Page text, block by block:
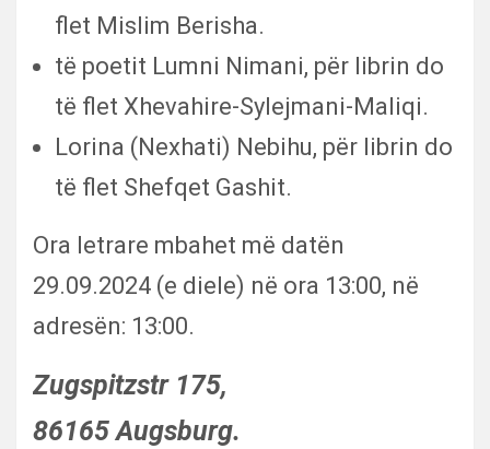
flet Mislim Berisha.
të poetit Lumni Nimani, për librin do
të flet Xhevahire-Sylejmani-Maliqi.
Lorina (Nexhati) Nebihu, për librin do
të flet Shefqet Gashit.
Ora letrare mbahet më datën
29.09.2024 (e diele) në ora 13:00, në
adresën: 13:00.
Zugspitzstr 175,
86165 Augsburg.